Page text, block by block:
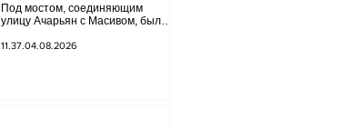
Под мостом, соединяющим
улицу Ачарьян с Масивом, было
котором были найдены две
11.37.04.08.2026